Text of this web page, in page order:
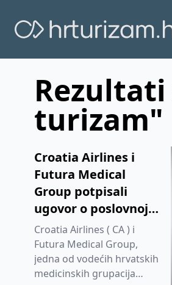
turizam"
Croatia Airlines i
Futura Medical
Group potpisali
ugovor o poslovnoj
suradnji
Croatia Airlines ( CA ) i
Futura Medical Group,
jedna od vodećih hrvatskih
medicinskih grupacija